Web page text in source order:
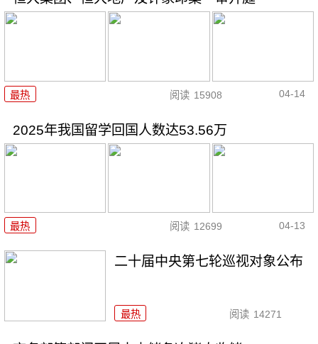
最热 阅读 15908 04-14
2025年我国留学回国人数达53.56万
最热 阅读 12699 04-13
二十届中央第七轮巡视对象公布
最热 阅读 14271